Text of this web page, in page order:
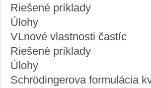
Riešené príklady
Úlohy
VLnové vlastnosti častíc
Riešené príklady
Úlohy
Schrödingerova formulácia